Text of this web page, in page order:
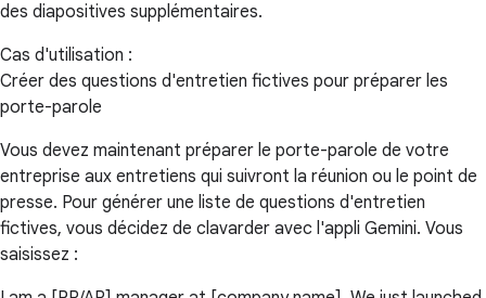
des diapositives supplémentaires.
Cas d'utilisation :
Créer des questions d'entretien fictives pour préparer les
porte-parole
Vous devez maintenant préparer le porte-parole de votre
entreprise aux entretiens qui suivront la réunion ou le point de
presse. Pour générer une liste de questions d'entretien
fictives, vous décidez de clavarder avec l'appli Gemini. Vous
saisissez :